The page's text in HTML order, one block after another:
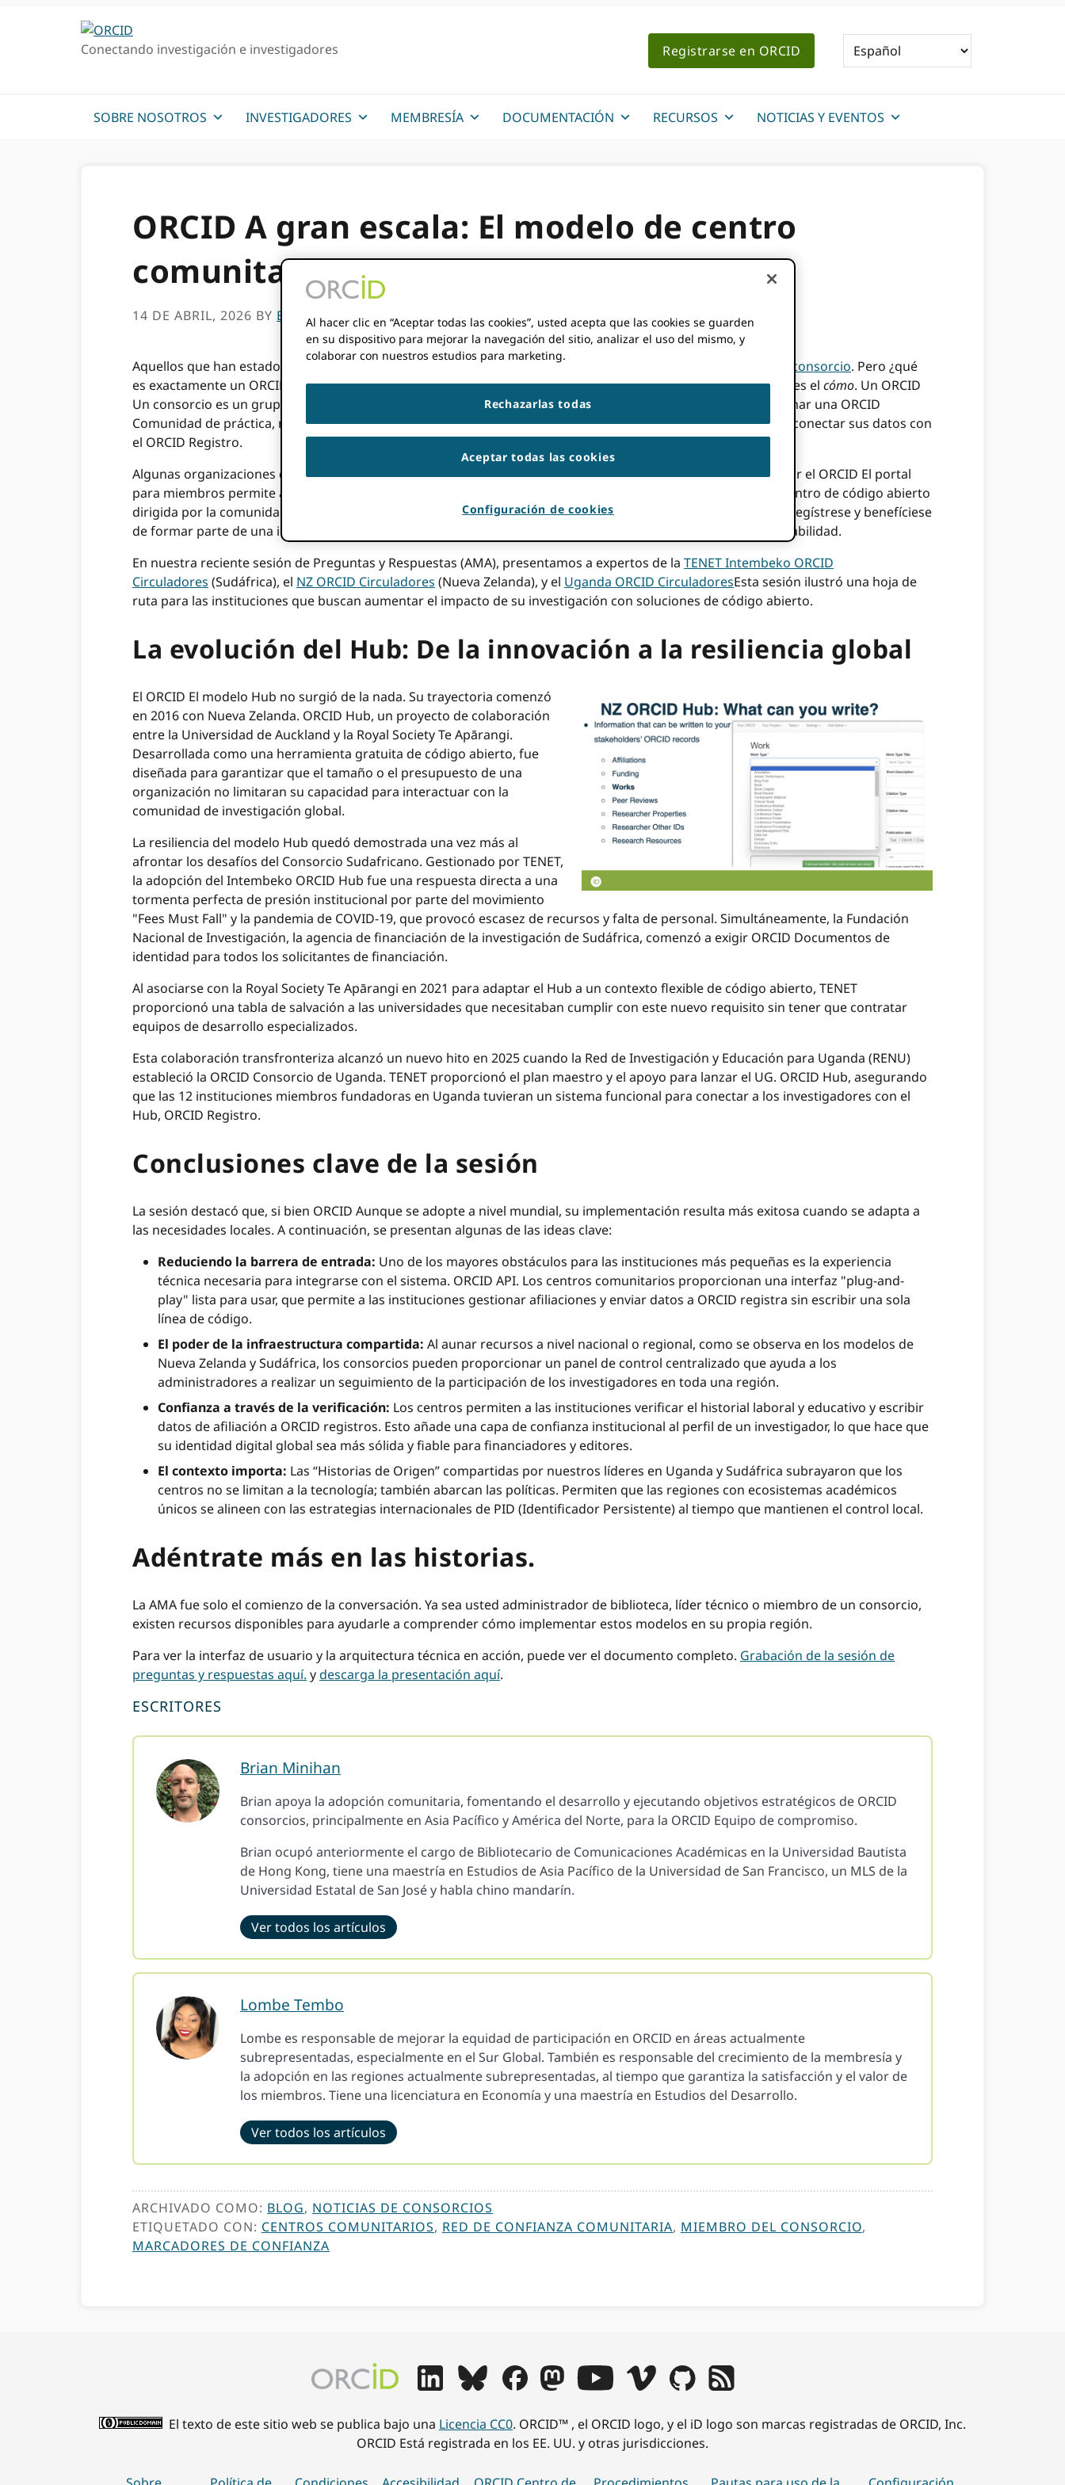
Conectando investigación e investigadores Registrarse en ORCID
SOBRE NOSOTROS INVESTIGADORES MEMBRESÍA DOCUMENTACIÓN RECURSOS NOTICIAS Y EVENTOS
ORCID A gran escala: El modelo de centro
comunitario
14 DE ABRIL, 2026 BY BRIAN MINIHAN ,LOMBE TEMBO
Aquellos que han estado cerca de ORCID La comunidad podría estar ya familiarizada con el ORCID Modelo de consorcio. Pero ¿qué
es exactamente un ORCID ¿Hub? Una forma sencilla de distinguirlos es que un consorcio es elquey un centro es el cómo. Un ORCID
Un consorcio es un grupo de organizaciones que aúnan recursos para reducir los costos de membresía y formar una ORCID
Comunidad de práctica, mientras que una ORCID Hub es la herramienta técnica real que permite al consorcio conectar sus datos con
el ORCID Registro.
Algunas organizaciones dentro de un consorcio podrían optar por crear integraciones personalizadas o utilizar el ORCID El portal
para miembros permite afirmar los datos de afiliación, mientras que otros podrían preferir una solución de centro de código abierto
dirigida por la comunidad para permitir que cualquier miembro del consorcio acceda a la plataforma. ORCID Regístrese y benefíciese
de formar parte de una infraestructura colectiva que reduce la carga técnica individual y fomenta la interoperabilidad.
En nuestra reciente sesión de Preguntas y Respuestas (AMA), presentamos a expertos de la TENET Intembeko ORCID
Circuladores (Sudáfrica), el NZ ORCID Circuladores (Nueva Zelanda), y el Uganda ORCID CirculadoresEsta sesión ilustró una hoja de
ruta para las instituciones que buscan aumentar el impacto de su investigación con soluciones de código abierto.
La evolución del Hub: De la innovación a la resiliencia global
El ORCID El modelo Hub no surgió de la nada. Su trayectoria comenzó
en 2016 con Nueva Zelanda. ORCID Hub, un proyecto de colaboración
entre la Universidad de Auckland y la Royal Society Te Apārangi.
Desarrollada como una herramienta gratuita de código abierto, fue
diseñada para garantizar que el tamaño o el presupuesto de una
organización no limitaran su capacidad para interactuar con la
comunidad de investigación global.
La resiliencia del modelo Hub quedó demostrada una vez más al
afrontar los desafíos del Consorcio Sudafricano. Gestionado por TENET,
la adopción del Intembeko ORCID Hub fue una respuesta directa a una
tormenta perfecta de presión institucional por parte del movimiento
"Fees Must Fall" y la pandemia de COVID-19, que provocó escasez de recursos y falta de personal. Simultáneamente, la Fundación
Nacional de Investigación, la agencia de financiación de la investigación de Sudáfrica, comenzó a exigir ORCID Documentos de
identidad para todos los solicitantes de financiación.
Al asociarse con la Royal Society Te Apārangi en 2021 para adaptar el Hub a un contexto flexible de código abierto, TENET
proporcionó una tabla de salvación a las universidades que necesitaban cumplir con este nuevo requisito sin tener que contratar
equipos de desarrollo especializados.
Esta colaboración transfronteriza alcanzó un nuevo hito en 2025 cuando la Red de Investigación y Educación para Uganda (RENU)
estableció la ORCID Consorcio de Uganda. TENET proporcionó el plan maestro y el apoyo para lanzar el UG. ORCID Hub, asegurando
que las 12 instituciones miembros fundadoras en Uganda tuvieran un sistema funcional para conectar a los investigadores con el
Hub, ORCID Registro.
Conclusiones clave de la sesión
La sesión destacó que, si bien ORCID Aunque se adopte a nivel mundial, su implementación resulta más exitosa cuando se adapta a
las necesidades locales. A continuación, se presentan algunas de las ideas clave:
Reduciendo la barrera de entrada: Uno de los mayores obstáculos para las instituciones más pequeñas es la experiencia
técnica necesaria para integrarse con el sistema. ORCID API. Los centros comunitarios proporcionan una interfaz "plug-and-
play" lista para usar, que permite a las instituciones gestionar afiliaciones y enviar datos a ORCID registra sin escribir una sola
línea de código.
El poder de la infraestructura compartida: Al aunar recursos a nivel nacional o regional, como se observa en los modelos de
Nueva Zelanda y Sudáfrica, los consorcios pueden proporcionar un panel de control centralizado que ayuda a los
administradores a realizar un seguimiento de la participación de los investigadores en toda una región.
Confianza a través de la verificación: Los centros permiten a las instituciones verificar el historial laboral y educativo y escribir
datos de afiliación a ORCID registros. Esto añade una capa de confianza institucional al perfil de un investigador, lo que hace que
su identidad digital global sea más sólida y fiable para financiadores y editores.
El contexto importa: Las “Historias de Origen” compartidas por nuestros líderes en Uganda y Sudáfrica subrayaron que los
centros no se limitan a la tecnología; también abarcan las políticas. Permiten que las regiones con ecosistemas académicos
únicos se alineen con las estrategias internacionales de PID (Identificador Persistente) al tiempo que mantienen el control local.
Adéntrate más en las historias.
La AMA fue solo el comienzo de la conversación. Ya sea usted administrador de biblioteca, líder técnico o miembro de un consorcio,
existen recursos disponibles para ayudarle a comprender cómo implementar estos modelos en su propia región.
Para ver la interfaz de usuario y la arquitectura técnica en acción, puede ver el documento completo. Grabación de la sesión de
preguntas y respuestas aquí. ydescarga la presentación aquí.
ESCRITORES
Brian Minihan
Brian apoya la adopción comunitaria, fomentando el desarrollo y ejecutando objetivos estratégicos de ORCID
consorcios, principalmente en Asia Pacífico y América del Norte, para la ORCID Equipo de compromiso.
Brian ocupó anteriormente el cargo de Bibliotecario de Comunicaciones Académicas en la Universidad Bautista
de Hong Kong, tiene una maestría en Estudios de Asia Pacífico de la Universidad de San Francisco, un MLS de la
Universidad Estatal de San José y habla chino mandarín.
Ver todos los artículos
Lombe Tembo
Lombe es responsable de mejorar la equidad de participación en ORCID en áreas actualmente
subrepresentadas, especialmente en el Sur Global. También es responsable del crecimiento de la membresía y
la adopción en las regiones actualmente subrepresentadas, al tiempo que garantiza la satisfacción y el valor de
los miembros. Tiene una licenciatura en Economía y una maestría en Estudios del Desarrollo.
Ver todos los artículos
ARCHIVADO COMO: BLOG, NOTICIAS DE CONSORCIOS
ETIQUETADO CON: CENTROS COMUNITARIOS, RED DE CONFIANZA COMUNITARIA, MIEMBRO DEL CONSORCIO,
MARCADORES DE CONFIANZA
El texto de este sitio web se publica bajo una Licencia CC0. ORCID™ , el ORCID logo, y el iD logo son marcas registradas de ORCID, Inc.
ORCID Está registrada en los EE. UU. y otras jurisdicciones.
Al hacer clic en “Aceptar todas las cookies”, usted acepta que las cookies se guarden
en su dispositivo para mejorar la navegación del sitio, analizar el uso del mismo, y
colaborar con nuestros estudios para marketing.
Rechazarlas todas
Aceptar todas las cookies
Configuración de cookies